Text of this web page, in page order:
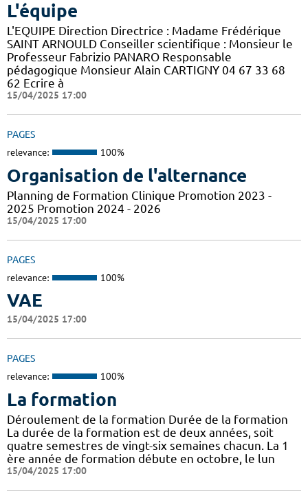
L'équipe
L'EQUIPE Direction Directrice : Madame Frédérique
SAINT ARNOULD Conseiller scientifique : Monsieur le
Professeur Fabrizio PANARO Responsable
pédagogique Monsieur Alain CARTIGNY 04 67 33 68
62 Ecrire à
15/04/2025 17:00
PAGES
relevance: 100%
Organisation de l'alternance
Planning de Formation Clinique Promotion 2023 -
2025 Promotion 2024 - 2026
15/04/2025 17:00
PAGES
relevance: 100%
VAE
15/04/2025 17:00
PAGES
relevance: 100%
La formation
Déroulement de la formation Durée de la formation
La durée de la formation est de deux années, soit
quatre semestres de vingt-six semaines chacun. La 1
ère année de formation débute en octobre, le lun
15/04/2025 17:00